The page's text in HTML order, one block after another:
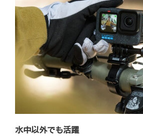
水中以外でも活躍